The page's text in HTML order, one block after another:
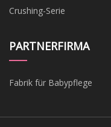
Crushing-Serie
PARTNERFIRMA
Fabrik für Babypflege